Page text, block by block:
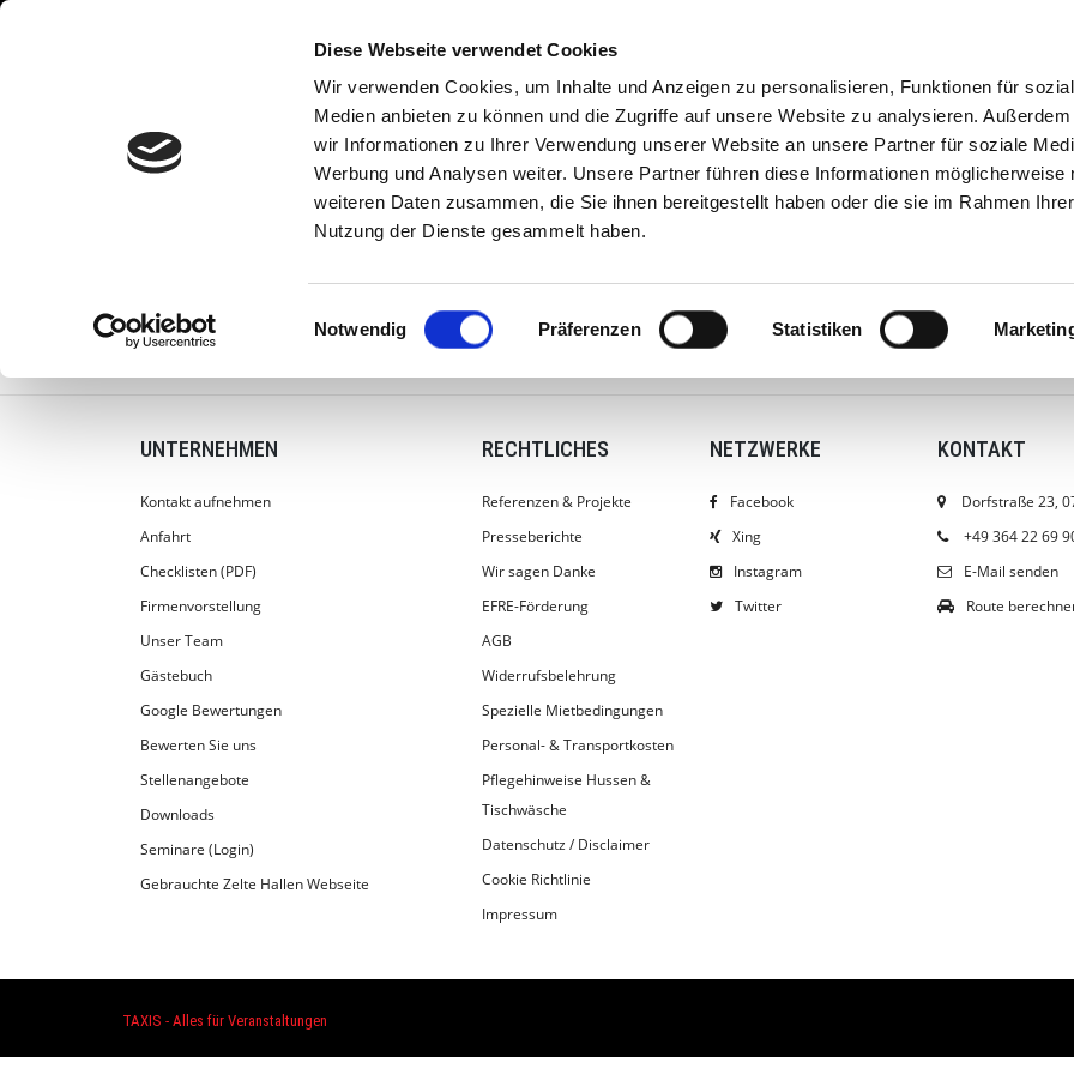
Diese Webseite verwendet Cookies
Wir verwenden Cookies, um Inhalte und Anzeigen zu personalisieren, Funktionen für
Medien anbieten zu können und die Zugriffe auf unsere Website zu analysieren. Außerdem
wir Informationen zu Ihrer Verwendung unserer Website an unsere Partner für soziale
Werbung und Analysen weiter. Unsere Partner führen diese Informationen möglicherweise
weiteren Daten zusammen, die Sie ihnen bereitgestellt haben oder die sie im Rahmen Ihrer
Nutzung der Dienste gesammelt haben.
Einwilligungsauswahl
Notwendig Präferenzen Statistiken
Dorfstraße 23, 07768 Reinstädt / Thüringen
gefördert von EFRE
Fullservice-Eventausstatter & Fachhandel für Zelte
Eventausstattung mieten • Europaweiter An- und
PROJEKTLÖSUNGEN AN- UND VERKAUF
STARTSEITE
UNTERNEHMEN
Kontakt aufnehmen
Anfahrt
Checklisten (PDF)
Firmenvorstellung
Unser Team
Gästebuch
Google Bewertungen
Bewerten Sie uns
Stellenangebote
Downloads
Seminare (Login)
Gebrauchte Zelte Hallen Webseite
RECHTLICHES
Referenzen & Projekte
Presseberichte
Wir sagen Danke
EFRE-Förderung
AGB
Widerrufsbelehrung
Spezielle Mietbedingungen
Personal- & Transportkosten
Pflegehinweise Hussen &
Tischwäsche
Datenschutz / Disclaimer
Cookie Richtlinie
Impressum
NETZWERKE
Facebook
Xing
Instagram
Twitter
KONTAKT
Dorfstraße 23,
+49 364 22 69
E-Mail senden
Route
TAXIS - Alles für Veranstaltungen